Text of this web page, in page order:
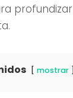
mostrar